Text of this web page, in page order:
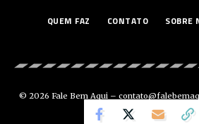
QUEM FAZ CONTATO SOBRE
© 2026 Fale Bem Aqui –
6532